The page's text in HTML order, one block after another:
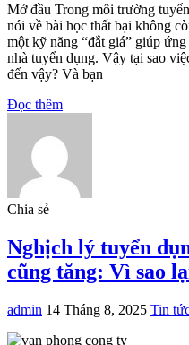
Mở đầu Trong môi trường
nói về bài học thất bại không
một kỹ năng “đắt giá” giúp
nhà tuyển dụng. Vậy tại sao
đến vậy? Và bạn
Đọc thêm
Chia sẻ
Nghịch lý tuyển
cũng tăng: Vì sao
admin 14 Tháng 8, 2025 Tin